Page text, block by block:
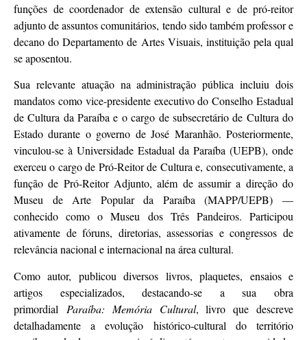
funções de coordenador de extensão cultural e de pró-reitor
adjunto de assuntos comunitários, tendo sido também professor e
decano do Departamento de Artes Visuais, instituição pela qual
se aposentou.
Sua relevante atuação na administração pública incluiu dois
mandatos como vice-presidente executivo do Conselho Estadual
de Cultura da Paraíba e o cargo de subsecretário de Cultura do
Estado durante o governo de José Maranhão. Posteriormente,
vinculou-se à Universidade Estadual da Paraíba (UEPB), onde
exerceu o cargo de Pró-Reitor de Cultura e, consecutivamente, a
função de Pró-Reitor Adjunto, além de assumir a direção do
Museu de Arte Popular da Paraíba (MAPP/UEPB) —
conhecido como o Museu dos Três Pandeiros. Participou
ativamente de fóruns, diretorias, assessorias e congressos de
relevância nacional e internacional na área cultural.
Como autor, publicou diversos livros, plaquetes, ensaios e
artigos especializados, destacando-se a sua obra
primordial Paraíba: Memória Cultural, livro que descreve
detalhadamente a evolução histórico-cultural do território